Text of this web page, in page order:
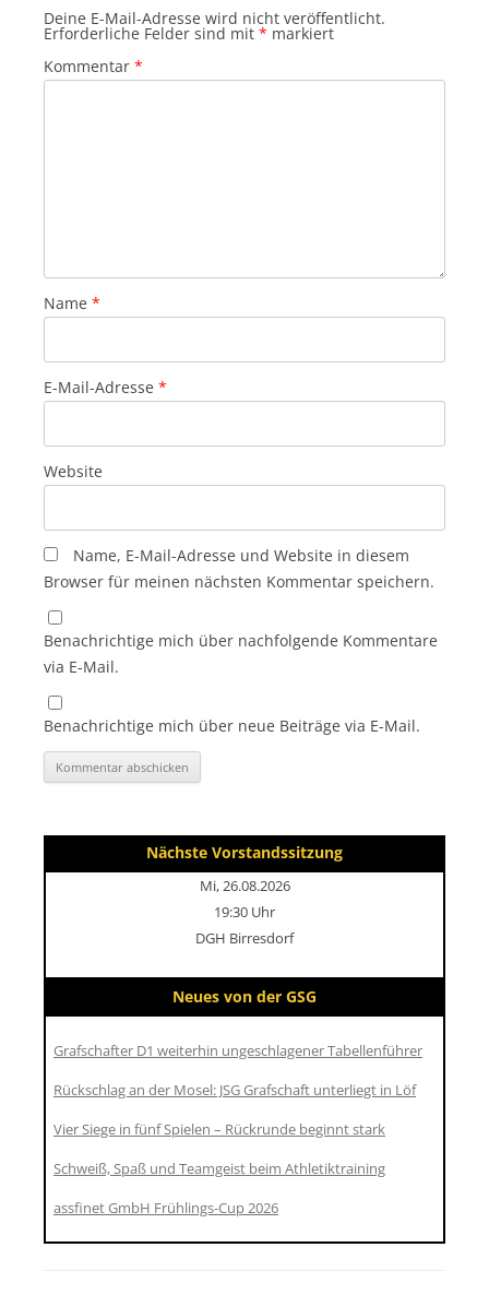
Deine E-Mail-Adresse wird nicht veröffentlicht.
Erforderliche Felder sind mit * markiert
Kommentar *
Name *
E-Mail-Adresse *
Website
Name, E-Mail-Adresse und Website in diesem
Browser für meinen nächsten Kommentar speichern.
Benachrichtige mich über nachfolgende Kommentare
via E-Mail.
Benachrichtige mich über neue Beiträge via E-Mail.
Nächste Vorstandssitzung
Mi, 26.08.2026
19:30 Uhr
DGH Birresdorf
Neues von der GSG
Grafschafter D1 weiterhin ungeschlagener Tabellenführer
Rückschlag an der Mosel: JSG Grafschaft unterliegt in Löf
Vier Siege in fünf Spielen – Rückrunde beginnt stark
Schweiß, Spaß und Teamgeist beim Athletiktraining
assfinet GmbH Frühlings-Cup 2026